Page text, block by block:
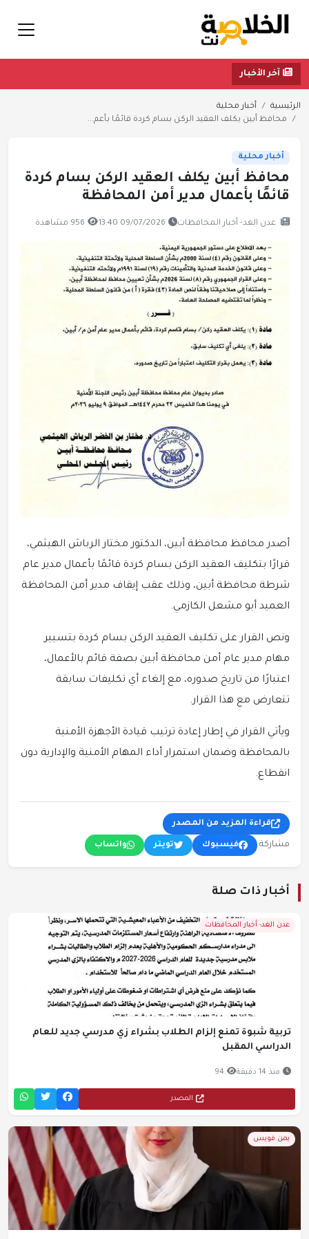
آخر الأخبار
الرئيسية
أخبار محلية
محافظ أبين يكلف العقيد الركن بسام كردة قائمًا بأعم...
أخبار محلية
محافظ أبين يكلف العقيد الركن بسام كردة
قائمًا بأعمال مدير أمن المحافظة
عدن الغد- أخبار المحافظات 09/07/2026 13:40 956 مشاهدة
أصدر محافظ محافظة أبين، الدكتور مختار الرباش الهيثمي،
قرارًا بتكليف العقيد الركن بسام كردة قائمًا بأعمال مدير عام
شرطة محافظة أبين، وذلك عقب إيقاف مدير أمن المحافظة
العميد أبو مشعل الكازمي.
ونص القرار على تكليف العقيد الركن بسام كردة بتسيير
مهام مدير عام أمن محافظة أبين بصفة قائم بالأعمال،
اعتبارًا من تاريخ صدوره، مع إلغاء أي تكليفات سابقة
تتعارض مع هذا القرار.
ويأتي القرار في إطار إعادة ترتيب قيادة الأجهزة الأمنية
بالمحافظة وضمان استمرار أداء المهام الأمنية والإدارية دون
انقطاع.
قراءة المزيد من المصدر
مشاركة: فيسبوك تويتر واتساب
أخبار ذات صلة
عدن الغد- أخبار المحافظات
تربية شبوة تمنع إلزام الطلاب بشراء زي مدرسي جديد للعام
الدراسي المقبل
منذ 14 دقيقة 94
المصدر
يمن فويس